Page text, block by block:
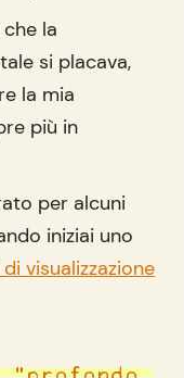
la
si placava,
la mia
più in
per alcuni
iniziai uno
visualizzazione
"profondo